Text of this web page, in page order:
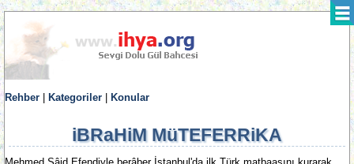
Rehber Kategoriler Konular
iBRaHiM MüTEFERRiKA